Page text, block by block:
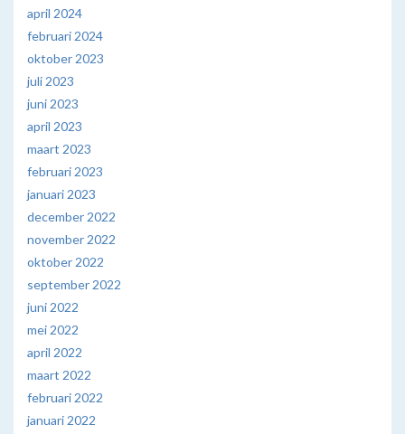
april 2024
februari 2024
oktober 2023
juli 2023
juni 2023
april 2023
maart 2023
februari 2023
januari 2023
december 2022
november 2022
oktober 2022
september 2022
juni 2022
mei 2022
april 2022
maart 2022
februari 2022
januari 2022